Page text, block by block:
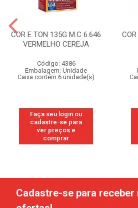
COR E TON 135G M.C 6.646
VERMELHO CEREJA
Código: 4386
Embalagem: Unidade
Caixa contém 6 unidade(s)
Faça seu login ou
cadastre-se para
ver preços e
comprar
Cadastre-se para receber